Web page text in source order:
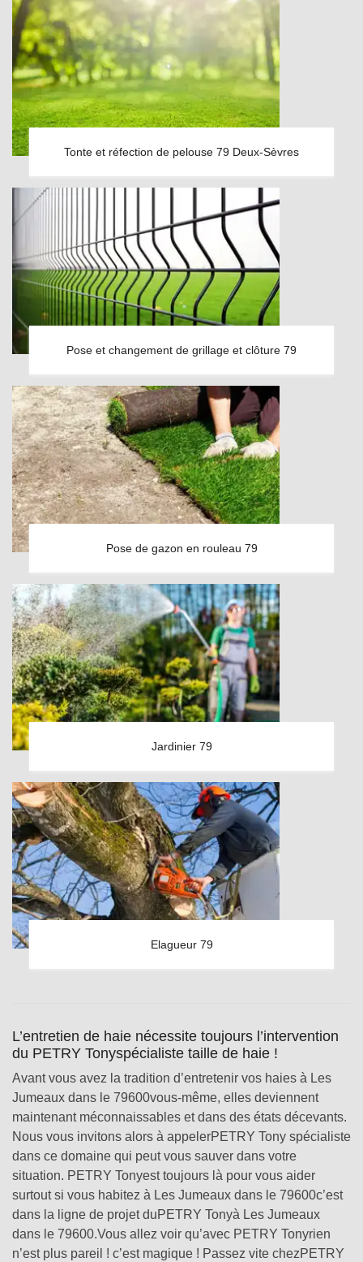
Tonte et réfection de pelouse 79 Deux-Sèvres
Pose et changement de grillage et clôture 79
Pose de gazon en rouleau 79
Jardinier 79
Elagueur 79
L’entretien de haie nécessite toujours l’intervention
du PETRY Tonyspécialiste taille de haie !
Avant vous avez la tradition d’entretenir vos haies à Les
Jumeaux dans le 79600vous-même, elles deviennent
maintenant méconnaissables et dans des états décevants.
Nous vous invitons alors à appelerPETRY Tony spécialiste
dans ce domaine qui peut vous sauver dans votre
situation. PETRY Tonyest toujours là pour vous aider
surtout si vous habitez à Les Jumeaux dans le 79600c’est
dans la ligne de projet duPETRY Tonyà Les Jumeaux
dans le 79600.Vous allez voir qu’avec PETRY Tonyrien
n’est plus pareil ! c’est magique ! Passez vite chezPETRY